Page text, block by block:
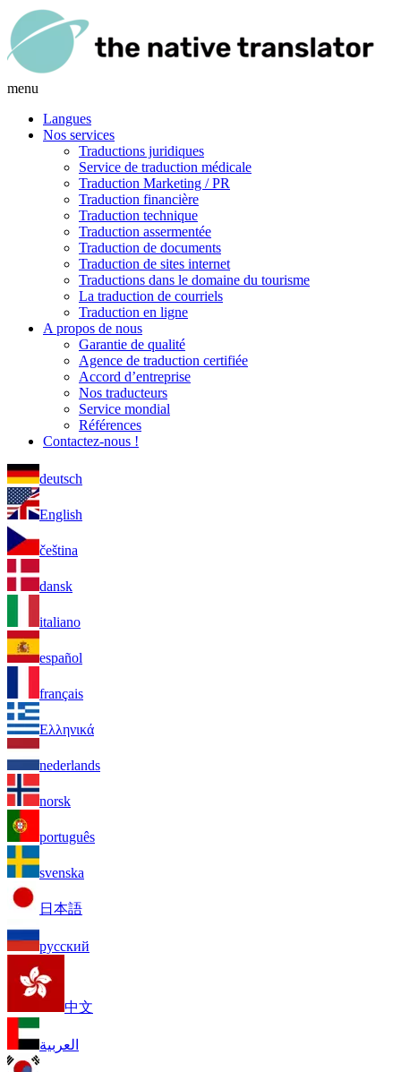
menu
Langues
Nos services
Traductions juridiques
Service de traduction médicale
Traduction Marketing / PR
Traduction financière
Traduction technique
Traduction assermentée
Traduction de documents
Traduction de sites internet
Traductions dans le domaine du tourisme
La traduction de courriels
Traduction en ligne
A propos de nous
Garantie de qualité
Agence de traduction certifiée
Accord d’entreprise
Nos traducteurs
Service mondial
Références
Contactez-nous !
deutsch
English
čeština
dansk
italiano
español
français
Ελληνικά
nederlands
norsk
português
svenska
日本語
русский
中文
العربية